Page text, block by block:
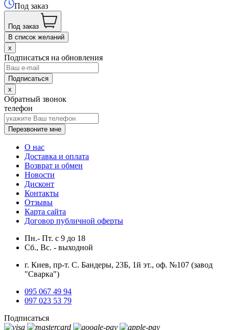
Под заказ
Под заказ
В список желаний
x
Подписаться на обновления
x
Обратный звонок
телефон
Перезвоните мне
О нас
Доставка и оплата
Возврат и обмен
Новости
Дисконт
Контакты
Отзывы
Карта сайта
Договор публичной оферты
Пн.- Пт. с 9 до 18
Сб., Вс. - выходной
г. Киев, пр-т. С. Бандеры, 23Б, 1й эт., оф. №107 (завод
"Сварка")
095 067 49 94
097 023 53 79
Подписаться